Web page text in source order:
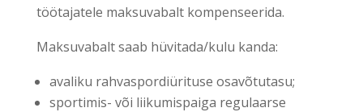
töötajatele maksuvabalt kompenseerida.
Maksuvabalt saab hüvitada/kulu kanda:
avaliku rahvaspordiürituse osavõtutasu;
sportimis- või liikumispaiga regulaarse